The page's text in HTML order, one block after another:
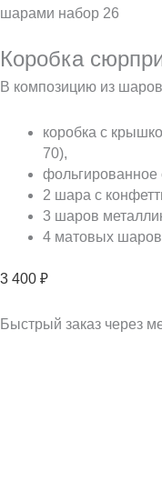
шарами набор 26
Коробка
В композицию из
коробка с
70),
фольгированное
2 шара с
3 шаров
4 матовых
3 400 ₽
Быстрый заказ через